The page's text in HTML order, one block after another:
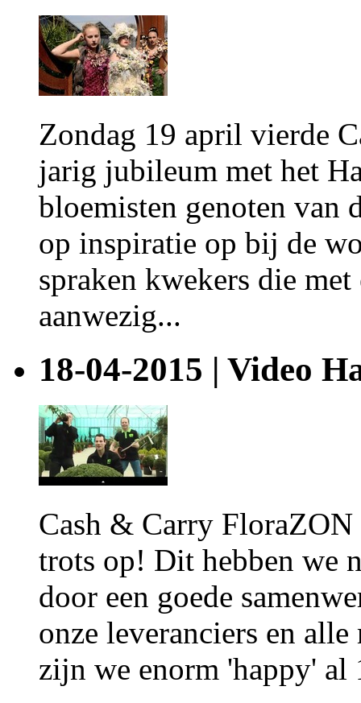
Zondag 19 april vierde
jarig jubileum met het
bloemisten genoten van
op inspiratie op bij de
spraken kwekers die
aanwezig...
18-04-2015 | Video
Cash & Carry FloraZON
trots op! Dit hebben we
door een goede
onze leveranciers en
zijn we enorm 'happy' al